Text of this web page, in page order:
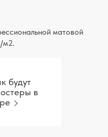
матовой
м2.
будут
в